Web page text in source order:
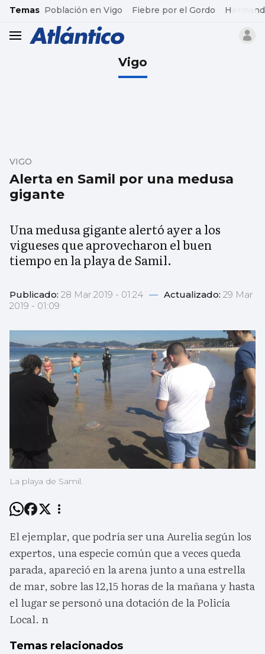
common.go-to-content
Temas Población en Vigo Fiebre por el Gordo
header.menu.open
Vigo
Alerta en Samil por una medusa
gigante
VIGO
Una medusa gigante alertó ayer a los
vigueses que aprovecharon el buen
tiempo en la playa de Samil.
Publicado: 28 Mar 2019 - 01:24 — Actualizado: 29 Mar
2019 - 01:09
La playa de Samil.
El ejemplar, que podría ser una Aurelia según los
expertos, una especie común que a veces queda
parada, apareció en la arena junto a una estrella
de mar, sobre las 12,15 horas de la mañana y hasta
el lugar se personó una dotación de la Policía
Local. n
Temas relacionados